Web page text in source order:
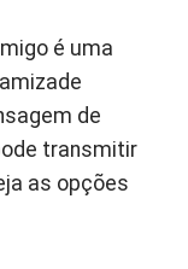
é uma
de
transmitir
as opções